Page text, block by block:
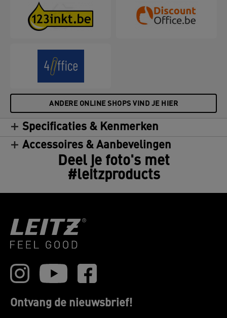
ANDERE ONLINE SHOPS VIND JE HIER
Specificaties & Kenmerken
Accessoires & Aanbevelingen
Deel je foto's met
#leitzproducts
Ontvang de nieuwsbrief!